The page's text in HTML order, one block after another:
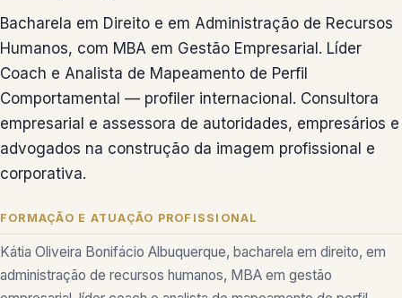
Bacharela em Direito e em Administração de Recursos
Humanos, com MBA em Gestão Empresarial. Líder
Coach e Analista de Mapeamento de Perfil
Comportamental — profiler internacional. Consultora
empresarial e assessora de autoridades, empresários e
advogados na construção da imagem profissional e
corporativa.
FORMAÇÃO E ATUAÇÃO PROFISSIONAL
Kátia Oliveira Bonifácio Albuquerque, bacharela em direito, em
administração de recursos humanos, MBA em gestão